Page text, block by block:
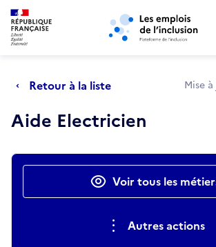
Aller au menu principal Aller au contenu
Retour à la liste Mise
Aide Electricien
Actions rapidesVoir tous les
Autres actions
Retour au début de la page
Panneau de gestion des cookies